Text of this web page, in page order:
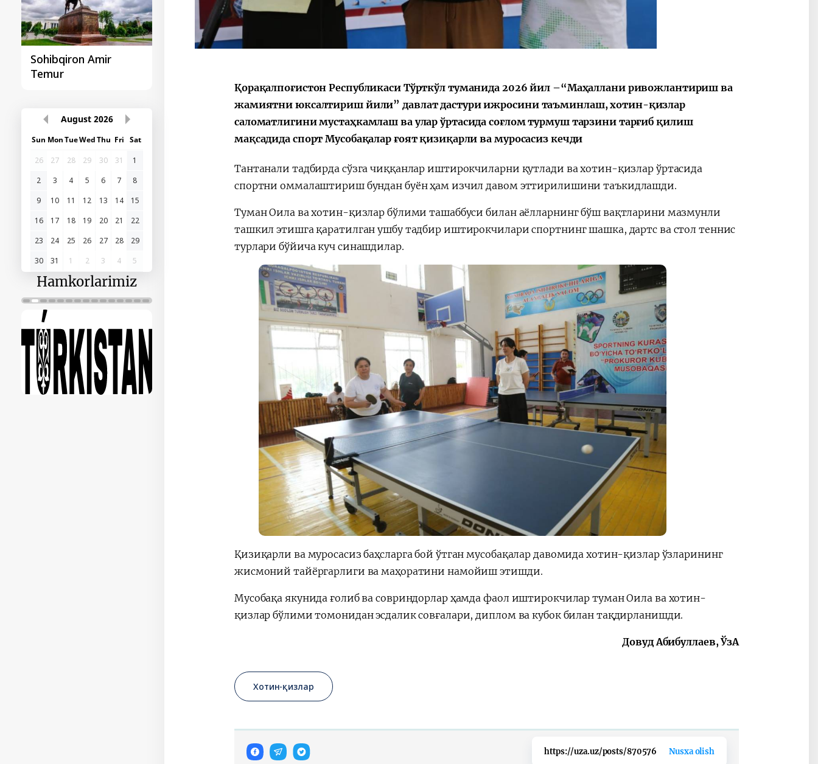
Sohibqiron Amir
Temur
August 2026
Sun MonTueWedThu Fri Sat
26
27 28 29 30 31
1
2
3 4 5 6 7
8
9
10 11 12 13 14
15
16
17 18 19 20 21
22
23
24 25 26 27 28
29
30
31 1 2 3 4 5
Hamkorlarimiz
Қорақалпоғистон Республикаси Тўрткўл туманида 2026 йил –“Маҳаллани ривожлантириш ва
жамиятни юксалтириш йили” давлат дастури ижросини таъминлаш, хотин-қизлар
саломатлигини мустаҳкамлаш ва улар ўртасида соғлом турмуш тарзини тарғиб қилиш
мақсадида спорт Мусобақалар ғоят қизиқарли ва муросасиз кечди
Тантанали тадбирда сўзга чиққанлар иштирокчиларни қутлади ва хотин-қизлар ўртасида
спортни оммалаштириш бундан буён ҳам изчил давом эттирилишини таъкидлашди.
Туман Оила ва хотин-қизлар бўлими ташаббуси билан аёлларнинг бўш вақтларини мазмунли
ташкил этишга қаратилган ушбу тадбир иштирокчилари спортнинг шашка, дартс ва стол теннис
турлари бўйича куч синашдилар.
Қизиқарли ва муросасиз баҳсларга бой ўтган мусобақалар давомида хотин-қизлар ўзларининг
жисмоний тайёргарлиги ва маҳоратини намойиш этишди.
Мусобақа якунида ғолиб ва совриндорлар ҳамда фаол иштирокчилар туман Оила ва хотин-
қизлар бўлими томонидан эсдалик совғалари, диплом ва кубок билан тақдирланишди.
Довуд Абибуллаев, ЎзА
Хотин-қизлар
https://uza.uz/posts/870576 Nusxa olish